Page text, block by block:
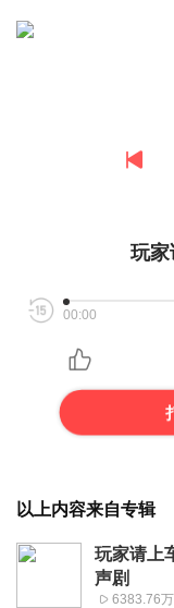
玩家
00:00
以上内容来自专辑
玩家请上
声剧
6383.76万